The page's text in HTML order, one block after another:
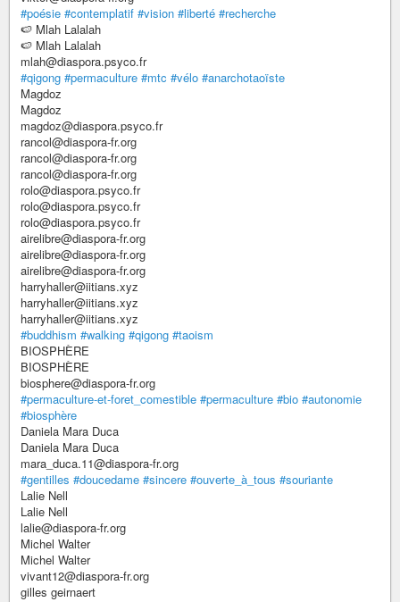
#poésie #contemplatif #vision #liberté #recherche
🍉 Mlah Lalalah
🍉 Mlah Lalalah
mlah@diaspora.psyco.fr
#qigong #permaculture #mtc #vélo #anarchotaoïste
Magdoz
Magdoz
magdoz@diaspora.psyco.fr
rancol@diaspora-fr.org
rancol@diaspora-fr.org
rancol@diaspora-fr.org
rolo@diaspora.psyco.fr
rolo@diaspora.psyco.fr
rolo@diaspora.psyco.fr
airelibre@diaspora-fr.org
airelibre@diaspora-fr.org
airelibre@diaspora-fr.org
harryhaller@iitians.xyz
harryhaller@iitians.xyz
harryhaller@iitians.xyz
#buddhism #walking #qigong #taoism
BIOSPHÈRE
BIOSPHÈRE
biosphere@diaspora-fr.org
#permaculture-et-foret_comestible #permaculture #bio #autonomie
#biosphère
Daniela Mara Duca
Daniela Mara Duca
mara_duca.11@diaspora-fr.org
#gentilles #doucedame #sincere #ouverte_à_tous #souriante
Lalie Nell
Lalie Nell
lalie@diaspora-fr.org
Michel Walter
Michel Walter
vivant12@diaspora-fr.org
gilles geirnaert